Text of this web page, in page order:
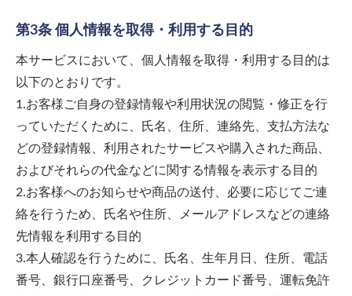
第3条 個人情報を取得・利用する目的
本サービスにおいて、個人情報を取得・利用する目的は
以下のとおりです。
1.お客様ご自身の登録情報や利用状況の閲覧・修正を行
っていただくために、氏名、住所、連絡先、支払方法な
どの登録情報、利用されたサービスや購入された商品、
およびそれらの代金などに関する情報を表示する目的
2.お客様へのお知らせや商品の送付、必要に応じてご連
絡を行うため、氏名や住所、メールアドレスなどの連絡
先情報を利用する目的
3.本人確認を行うために、氏名、生年月日、住所、電話
番号、銀行口座番号、クレジットカード番号、運転免許